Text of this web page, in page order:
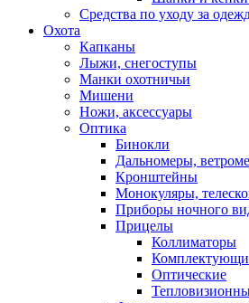
Средства по уходу за
Охота
Капканы
Лыжи, снегоступы
Манки охотничьи
Мишени
Ножи, аксессуары
Оптика
Бинокли
Дальномеры,
Кронштейны
Монокуляры,
Приборы ночного
Прицелы
Коллиматоры
Оптические